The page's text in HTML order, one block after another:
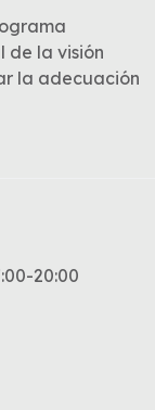
de la visión
la adecuación
20:00